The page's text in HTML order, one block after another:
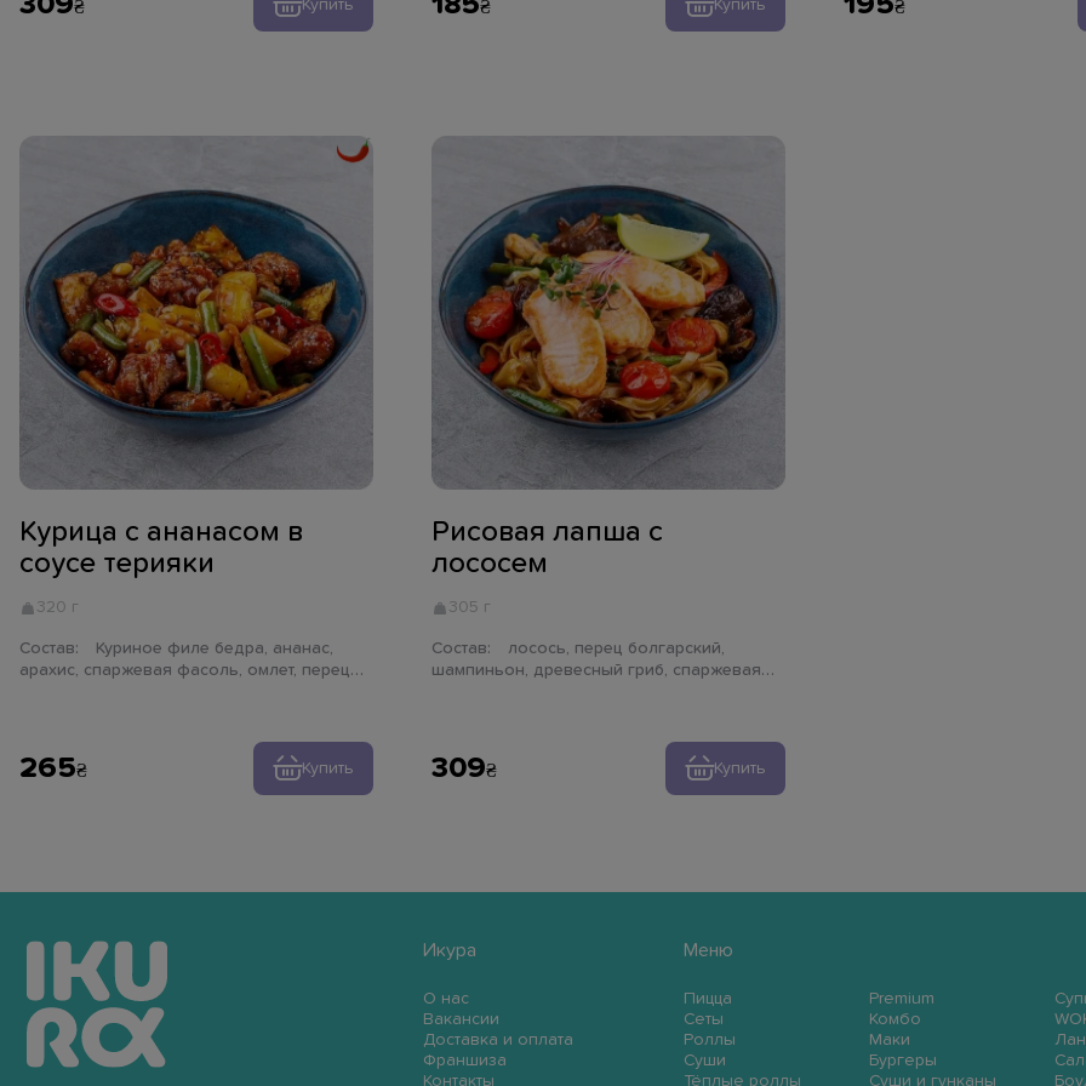
Купить Купить
Курица с ананасом в
соусе терияки
320 г
Состав:
арахис, спаржевая фасоль, омлет, перец
265 Купить
Рисовая лапша с
лососем
305 г
Состав:
шампиньон, древесный гриб, спаржевая
309 Купить
Икура
О нас
Вакансии
Доставка и оплата
Франшиза
Контакты
Меню
Пицца
Сеты
Роллы
Суши
Тёплые роллы
Premium
Комбо
Маки
Бургеры
Суши и гунканы